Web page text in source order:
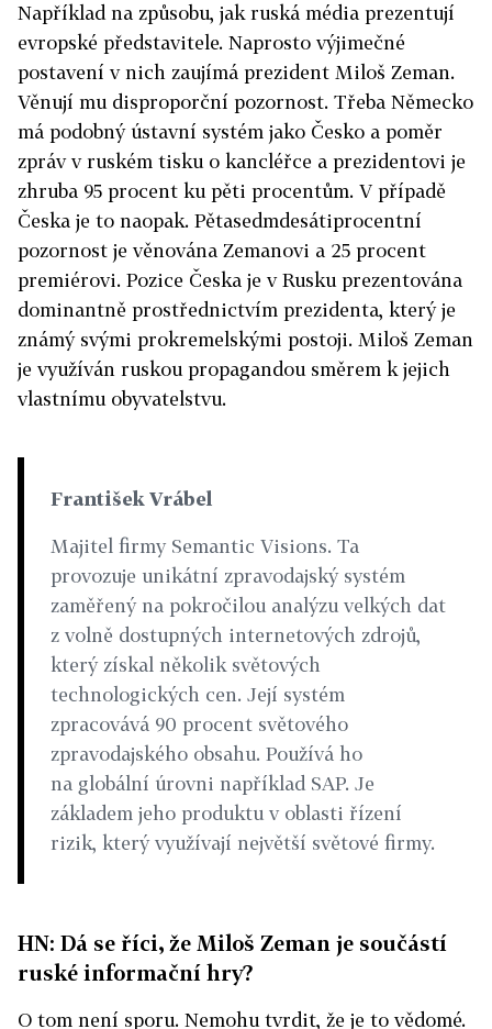
Například na způsobu, jak ruská média prezentují
evropské představitele. Naprosto výjimečné
postavení v nich zaujímá prezident Miloš Zeman.
Věnují mu disproporční pozornost. Třeba Německo
má podobný ústavní systém jako Česko a poměr
zpráv v ruském tisku o kancléřce a prezidentovi je
zhruba 95 procent ku pěti procentům. V případě
Česka je to naopak. Pětasedmdesátiprocentní
pozornost je věnována Zemanovi a 25 procent
premiérovi. Pozice Česka je v Rusku prezentována
dominantně prostřednictvím prezidenta, který je
známý svými prokremelskými postoji. Miloš Zeman
je využíván ruskou propagandou směrem k jejich
vlastnímu obyvatelstvu.
František Vrábel
Majitel firmy Semantic Visions. Ta
provozuje unikátní zpravodajský systém
zaměřený na pokročilou analýzu velkých dat
z volně dostupných internetových zdrojů,
který získal několik světových
technologických cen. Její systém
zpracovává 90 procent světového
zpravodajského obsahu. Používá ho
na globální úrovni například SAP. Je
základem jeho produktu v oblasti řízení
rizik, který využívají největší světové firmy.
HN: Dá se říci, že Miloš Zeman je součástí
ruské informační hry?
O tom není sporu. Nemohu tvrdit, že je to vědomé.